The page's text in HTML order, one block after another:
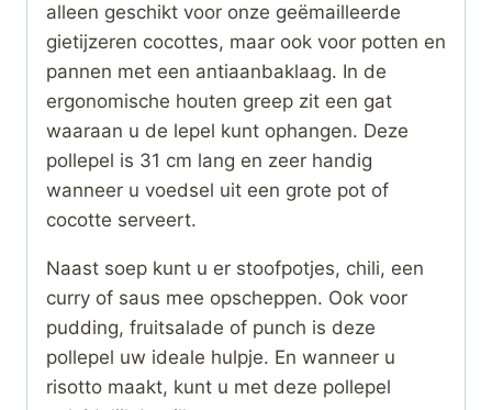
alleen geschikt voor onze geëmailleerde
gietijzeren cocottes, maar ook voor potten en
pannen met een antiaanbaklaag. In de
ergonomische houten greep zit een gat
waaraan u de lepel kunt ophangen. Deze
pollepel is 31 cm lang en zeer handig
wanneer u voedsel uit een grote pot of
cocotte serveert.
Naast soep kunt u er stoofpotjes, chili, een
curry of saus mee opscheppen. Ook voor
pudding, fruitsalade of punch is deze
pollepel uw ideale hulpje. En wanneer u
risotto maakt, kunt u met deze pollepel